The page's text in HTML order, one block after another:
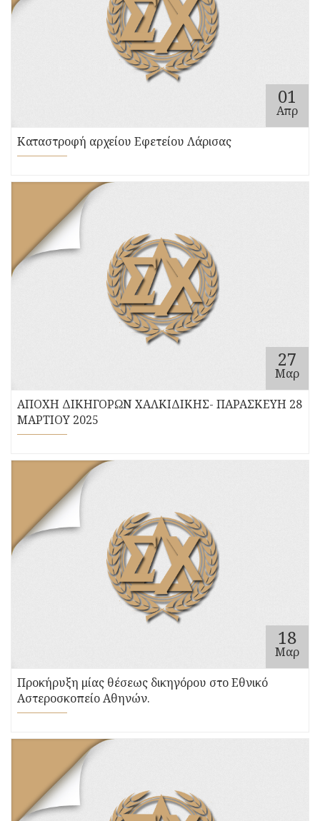
01
Απρ
Καταστροφή αρχείου Εφετείου Λάρισας
27
Μαρ
ΑΠΟΧΗ ΔΙΚΗΓΟΡΩΝ ΧΑΛΚΙΔΙΚΗΣ- ΠΑΡΑΣΚΕΥΗ 28
ΜΑΡΤΙΟΥ 2025
18
Μαρ
Προκήρυξη μίας θέσεως δικηγόρου στο Εθνικό
Αστεροσκοπείο Αθηνών.